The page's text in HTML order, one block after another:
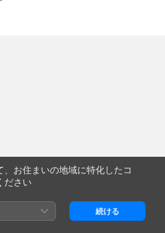
、お住まいの地域に特化したコ
ださい
続ける